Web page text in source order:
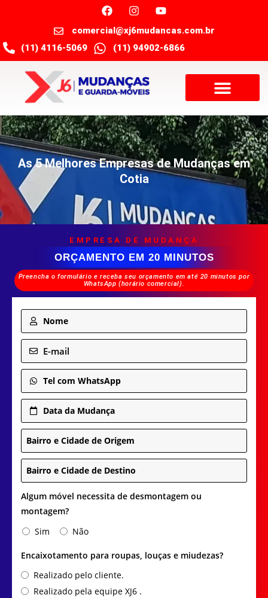
comercial@xj6mudancas.com.br
(11) 4116-5069
(11) 94902-6866
As 5 Melhores Empresas de Mudanças em
Cotia
EMPRESA DE MUDANÇA
ORÇAMENTO EM 20 MINUTOS
Preencha o formulário e receba seu orçamento em até 20 minutos por
WhatsApp (horário comercial).
Nome
E-mail
Tel com WhatsApp
Data da Mudança
Bairro e Cidade de Origem
Bairro e Cidade de Destino
Algum móvel necessita de desmontagem ou
montagem?
Sim
Não
Encaixotamento para roupas, louças e miudezas?
Realizado pelo cliente.
Realizado pela equipe XJ6 .